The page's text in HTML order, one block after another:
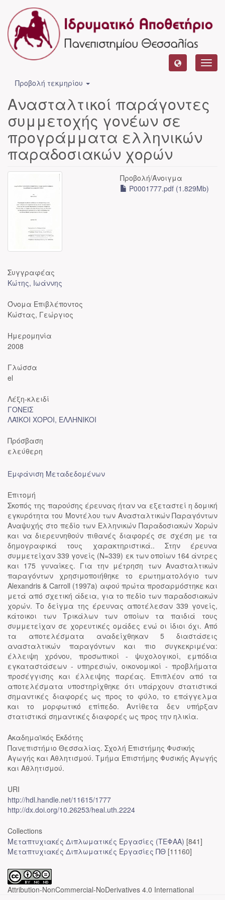
Προβολή τεκμηρίου
Ανασταλτικοί παράγοντες
συμμετοχής γονέων σε
προγράμματα ελληνικών
παραδοσιακών χορών
Προβολή/Άνοιγμα
P0001777.pdf (1.829Mb)
Συγγραφέας
Κώτης, Ιωάννης
Όνομα Επιβλέποντος
Κώστας, Γεώργιος
Ημερομηνία
2008
Γλώσσα
el
Λέξη-κλειδί
ΓΟΝΕΙΣ
ΛΑΪΚΟΙ ΧΟΡΟΙ, ΕΛΛΗΝΙΚΟΙ
Πρόσβαση
ελεύθερη
Εμφάνιση Μεταδεδομένων
Επιτομή
Σκοπός της παρούσης έρευνας ήταν να εξεταστεί η δομική
εγκυρότητα του Μοντέλου των Ανασταλτικών Παραγόντων
Αναψυχής στο πεδίο των Ελληνικών Παραδοσιακών Χορών
και να διερευνηθούν πιθανές διαφορές σε σχέση με τα
δημογραφικά τους χαρακτηριστικά.. Στην έρευνα
συμμετείχαν 339 γονείς (Ν=339) εκ των οποίων 164 άντρες
και 175 γυναίκες. Για την μέτρηση των Ανασταλτικών
παραγόντων χρησιμοποιήθηκε το ερωτηματολόγιο των
Alexandris & Carroll (1997a) αφού πρώτα προσαρμόστηκε και
μετά από σχετική άδεια, για το πεδίο των παραδοσιακών
χορών. Το δείγμα της έρευνας αποτέλεσαν 339 γονείς,
κάτοικοι των Τρικάλων των οποίων τα παιδιά τους
συμμετείχαν σε χορευτικές ομάδες ενώ οι ίδιοι όχι. Από
τα αποτελέσματα αναδείχθηκαν 5 διαστάσεις
ανασταλτικών παραγόντων και πιο συγκεκριμένα:
έλλειψη χρόνου, προσωπικοί - ψυχολογικοί, εμπόδια
εγκαταστάσεων - υπηρεσιών, οικονομικοί - προβλήματα
προσέγγισης και έλλειψης παρέας. Επιπλέον από τα
αποτελέσματα υποστηρίχθηκε ότι υπάρχουν στατιστικά
σημαντικές διαφορές ως προς το φύλο, το επάγγελμα
και το μορφωτικό επίπεδο. Αντίθετα δεν υπήρξαν
στατιστικά σημαντικές διαφορές ως προς την ηλικία.
Ακαδημαϊκός Εκδότης
Πανεπιστήμιο Θεσσαλίας. Σχολή Επιστήμης Φυσικής
Αγωγής και Αθλητισμού. Τμήμα Επιστήμης Φυσικής Αγωγής
και Αθλητισμού.
URI
http://hdl.handle.net/11615/1777
http://dx.doi.org/10.26253/heal.uth.2224
Collections
Μεταπτυχιακές Διπλωματικές Εργασίες (ΤΕΦΑΑ) [841]
Μεταπτυχιακές Διπλωματικές Εργασίες ΠΘ [11160]
Attribution-NonCommercial-NoDerivatives 4.0 International